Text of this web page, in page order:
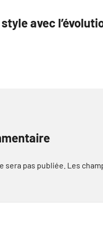
avec
sera pas publiée. Les